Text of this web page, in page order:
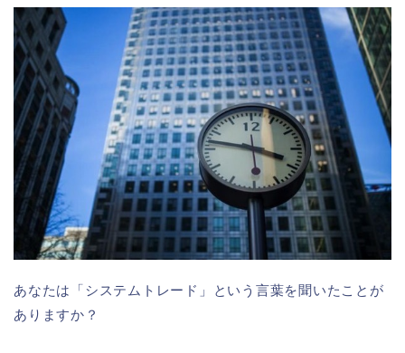
あなたは「システムトレード」という言葉を聞いたことが
ありますか？